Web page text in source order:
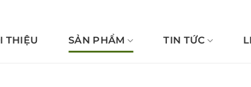
THIỆU SẢN PHẨM TIN TỨC